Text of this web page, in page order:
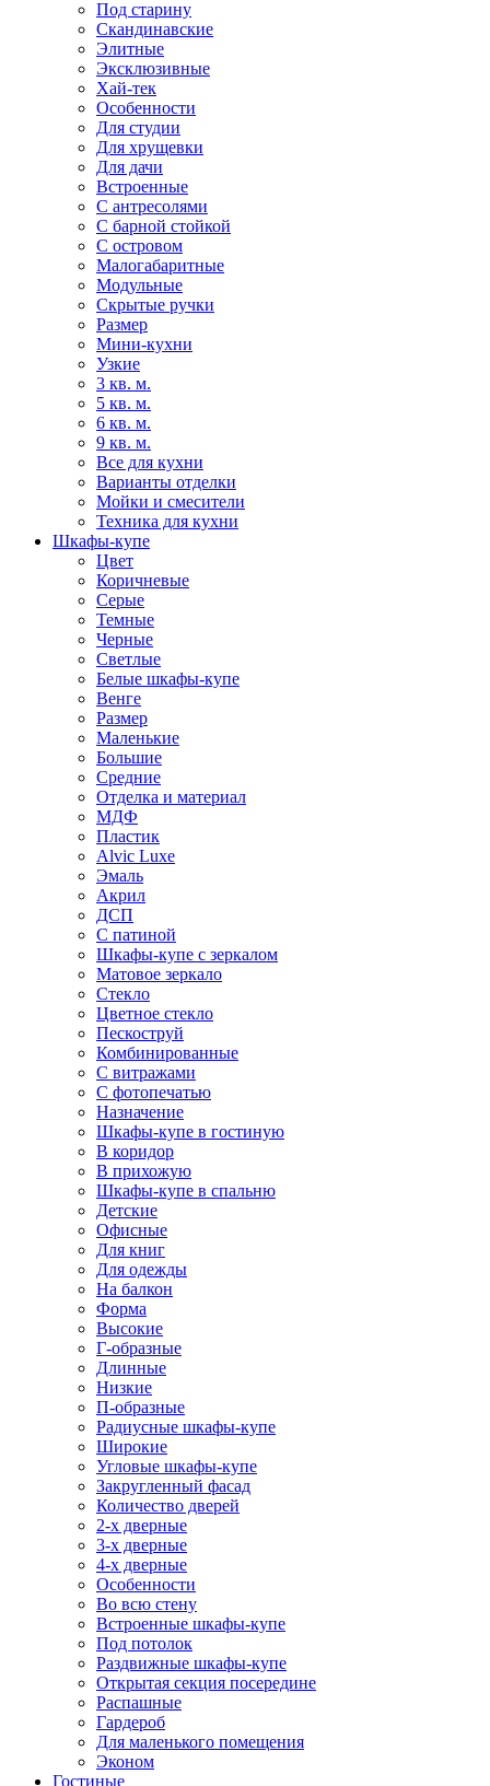
Под старину
Скандинавские
Элитные
Эксклюзивные
Хай-тек
Особенности
Для студии
Для хрущевки
Для дачи
Встроенные
С антресолями
С барной стойкой
С островом
Малогабаритные
Модульные
Скрытые ручки
Размер
Мини-кухни
Узкие
3 кв. м.
5 кв. м.
6 кв. м.
9 кв. м.
Все для кухни
Варианты отделки
Мойки и смесители
Техника для кухни
Шкафы-купе
Цвет
Коричневые
Серые
Темные
Черные
Светлые
Белые шкафы-купе
Венге
Размер
Маленькие
Большие
Средние
Отделка и материал
МДФ
Пластик
Alvic Luxe
Эмаль
Акрил
ДСП
С патиной
Шкафы-купе с зеркалом
Матовое зеркало
Стекло
Цветное стекло
Пескоструй
Комбинированные
С витражами
С фотопечатью
Назначение
Шкафы-купе в гостиную
В коридор
В прихожую
Шкафы-купе в спальню
Детские
Офисные
Для книг
Для одежды
На балкон
Форма
Высокие
Г-образные
Длинные
Низкие
П-образные
Радиусные шкафы-купе
Широкие
Угловые шкафы-купе
Закругленный фасад
Количество дверей
2-х дверные
3-х дверные
4-х дверные
Особенности
Во всю стену
Встроенные шкафы-купе
Под потолок
Раздвижные шкафы-купе
Открытая секция посередине
Распашные
Гардероб
Для маленького помещения
Эконом
Гостиные